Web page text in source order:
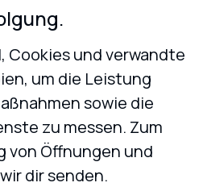
Cookies und verwandte
um die Leistung
sowie die
zu messen. Zum
von Öffnungen und
dir senden.